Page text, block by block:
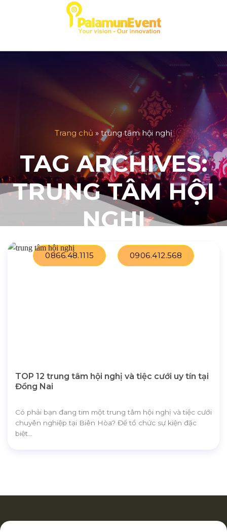
Trang chủ » trung tâm hội nghị
TAG ARCHIVES:
TRUNG TÂM HỘI
NGHỊ
0866.48.1115 0906.412.568
TOP 12 trung tâm hội nghị và tiệc cưới uy tín tại
Đồng Nai
Có phải bạn đang tim một trung tâm hội nghị và tiệc cưới
chuyên nghiệp tại Biên Hòa? Để tổ chức sự kiện đặc
biệt...